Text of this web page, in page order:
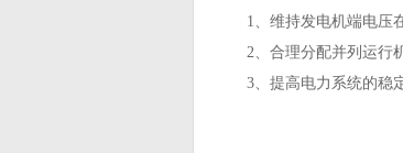
1、维持发电机端电压在
2、合理分配并列运行机
3、提高电力系统的稳定